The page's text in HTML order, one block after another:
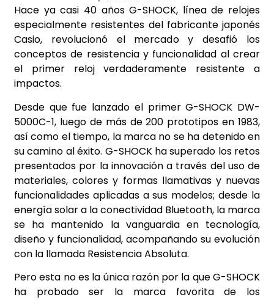
Hace ya casi 40 años G-SHOCK, línea de relojes
especialmente resistentes del fabricante japonés
Casio, revolucionó el mercado y desafió los
conceptos de resistencia y funcionalidad al crear
el primer reloj verdaderamente resistente a
impactos.
Desde que fue lanzado el primer G-SHOCK DW-
5000C-1, luego de más de 200 prototipos en 1983,
así como el tiempo, la marca no se ha detenido en
su camino al éxito. G-SHOCK ha superado los retos
presentados por la innovación a través del uso de
materiales, colores y formas llamativas y nuevas
funcionalidades aplicadas a sus modelos; desde la
energía solar a la conectividad Bluetooth, la marca
se ha mantenido la vanguardia en tecnología,
diseño y funcionalidad, acompañando su evolución
con la llamada Resistencia Absoluta.
Pero esta no es la única razón por la que G-SHOCK
ha probado ser la marca favorita de los